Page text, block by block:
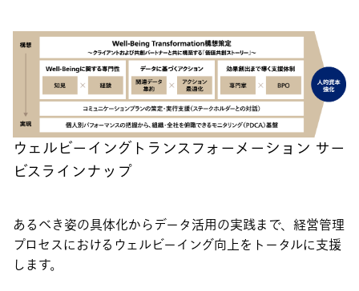
ウェルビーイングトランスフォーメーション サー
ビスラインナップ
あるべき姿の具体化からデータ活用の実践まで、経営管理
プロセスにおけるウェルビーイング向上をトータルに支援
します。